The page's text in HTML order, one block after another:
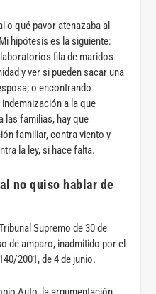
o qué pavor atenazaba al
hipótesis es la siguiente:
fila de maridos
y ver si pueden sacar una
o encontrando
a la que
las familias, hay que
familiar, contra viento y
la ley, si hace falta.
no quiso hablar de
Supremo de 30 de
de amparo, inadmitido por el
2001, de 4 de junio.